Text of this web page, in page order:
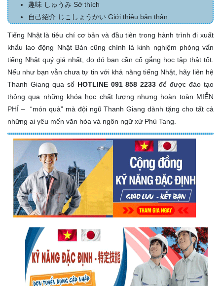
趣味 しゅうみ Sở thích
自己紹介 じこしょうかい Giới thiệu bản thân
Tiếng Nhật là tiêu chí cơ bản và đầu tiên trong hành trình đi xuất
khẩu lao động Nhật Bản cũng chính là kinh nghiệm phỏng vấn
tiếng Nhật quý giá nhất, do đó bạn cần cố gắng học tập thật tốt.
Nếu như bạn vẫn chưa tự tin với khả năng tiếng Nhật, hãy liên hệ
Thanh Giang qua số HOTLINE 091 858 2233để được đào tạo
thông qua những khóa học chất lượng nhưng hoàn toàn MIỄN
PHÍ – “món quà” mà đội ngũ Thanh Giang dành tặng cho tất cả
những ai yêu mến văn hóa và ngôn ngữ xứ Phù Tang.